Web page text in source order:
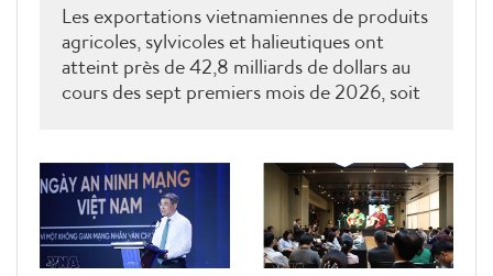
Les exportations vietnamiennes de produits
agricoles, sylvicoles et halieutiques ont
atteint près de 42,8 milliards de dollars au
cours des sept premiers mois de 2026, soit
d'ici la fin de l'année, le secteur entend
accélérer les réformes institutionnelles,
renforcer la compétitivité des entreprises,
diversifier les marchés et lever les obstacles
liés à la logistique, à la traçabilité et aux